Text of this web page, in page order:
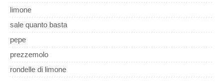
limone
sale quanto basta
pepe
prezzemolo
rondelle di limone